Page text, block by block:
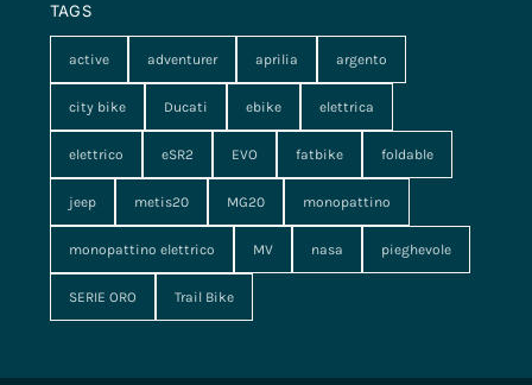
TAGS
active adventurer aprilia argento
city bike Ducati ebike elettrica
elettrico eSR2 EVO fatbike foldable
jeep metis20 MG20 monopattino
monopattino elettrico MV nasa pieghevole
SERIE ORO Trail Bike